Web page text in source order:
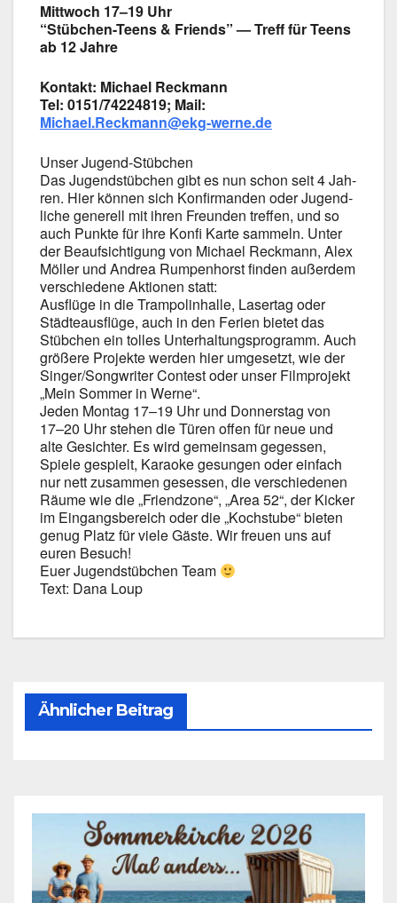
Mitt­woch 17–19 Uhr
“Stübchen-Teens & Fri­ends” — Treff für Teens
ab 12 Jah­re
Kon­takt: Micha­el Reck­mann
Tel: 0151/74224819; Mail:
Michael.Reckmann@ekg-werne.de
Unser Jugend-Stübchen
Das Jugend­stüb­chen gibt es nun schon seit 4 Jah­
ren. Hier kön­nen sich Kon­fir­man­den oder Jugend­
li­che gene­rell mit ihren Freun­den tref­fen, und so
auch Punk­te für ihre Kon­fi Kar­te sam­meln. Unter
der Beauf­sich­ti­gung von Micha­el Reck­mann, Alex
Möl­ler und Andrea Rum­pen­horst fin­den außer­dem
ver­schie­de­ne Aktio­nen statt:
Aus­flü­ge in die Tram­po­lin­hal­le, Laser­tag oder
Städ­te­aus­flü­ge, auch in den Feri­en bie­tet das
Stüb­chen ein tol­les Unter­hal­tungs­pro­gramm. Auch
grö­ße­re Pro­jek­te wer­den hier umge­setzt, wie der
Singer/Songwriter Con­test oder unser Film­pro­jekt
„Mein Som­mer in Wer­ne“.
Jeden Mon­tag 17–19 Uhr und Don­ners­tag von
17–20 Uhr ste­hen die Türen offen für neue und
alte Gesich­ter. Es wird gemein­sam geges­sen,
Spie­le gespielt, Karao­ke gesun­gen oder ein­fach
nur nett zusam­men geses­sen, die ver­schie­de­nen
Räu­me wie die „Fri­end­zo­ne“, „Area 52“, der Kicker
im Ein­gangs­be­reich oder die „Kochstu­be“ bie­ten
genug Platz für vie­le Gäs­te. Wir freu­en uns auf
euren Besuch!
Euer Jugend­stüb­chen Team
Text: Dana Loup
Ähnlicher Beitrag